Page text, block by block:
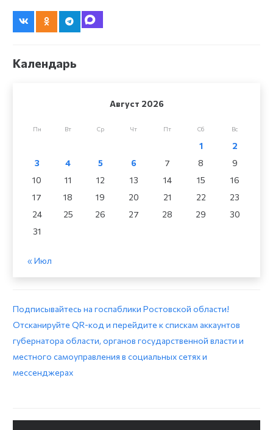
Календарь
Август 2026
Пн Вт Ср Чт Пт Сб Вс
1
2
3
4 5 6 7 8
9
10
11 12 13 14 15
16
17
18 19 20 21 22
23
24
25 26 27 28 29
30
31
« Июл
Подписывайтесь на госпаблики Ростовской области!
Отсканируйте QR-код и перейдите к спискам аккаунтов
губернатора области, органов государственной власти и
местного самоуправления в социальных сетях и
мессенджерах